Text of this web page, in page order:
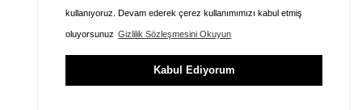
kullanıyoruz. Devam ederek çerez kullanımımızı kabul etmiş
oluyorsunuz Gizlilik Sözleşmesini Okuyun
Kabul Ediyorum